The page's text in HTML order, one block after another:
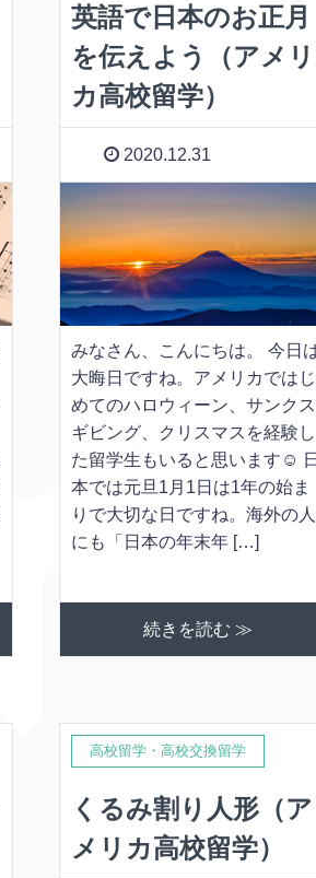
英語で日本のお正月
を伝えよう（アメリ
カ高校留学）
2020.12.31
みなさん、こんにちは。 今日
大晦日ですね。アメリカではじ
めてのハロウィーン、サンクス
ギビング、クリスマスを経験し
た留学生もいると思います☺ 日
本では元旦1月1日は1年の始ま
りで大切な日ですね。海外の人
にも「日本の年末年 […]
続きを読む ≫
高校留学・高校交換留学
くるみ割り人形（ア
メリカ高校留学）